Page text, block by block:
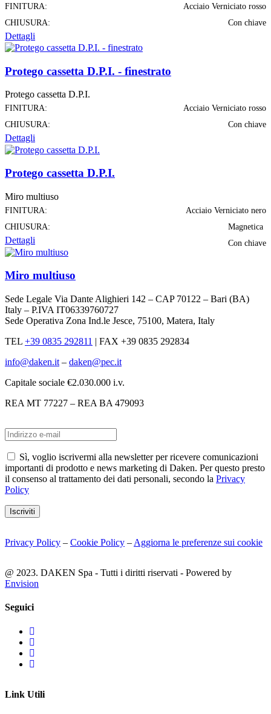
FINITURA:
Acciaio Verniciato rosso
CHIUSURA:
Con chiave
Dettagli
Protego cassetta D.P.I. - finestrato
Protego cassetta D.P.I.
FINITURA:
Acciaio Verniciato rosso
CHIUSURA:
Con chiave
Dettagli
Protego cassetta D.P.I.
Miro multiuso
FINITURA:
Acciaio Verniciato nero
CHIUSURA:
Magnetica
Con chiave
Dettagli
Miro multiuso
Sede Legale Via Dante Alighieri 142 – CAP 70122 – Bari (BA)
Italy – P.IVA IT06339760727
Sede Operativa Zona Ind.le Jesce, 75100, Matera, Italy
TEL +39 0835 292811 | FAX +39 0835 292834
info@daken.it – daken@pec.it
Capitale sociale €2.030.000 i.v.
REA MT 77227 – REA BA 479093
Sì, voglio iscrivermi alla newsletter per ricevere comunicazioni
importanti di prodotto e news marketing di Daken. Per questo presto
il consenso al trattamento dei dati personali, secondo la Privacy
Policy
Iscriviti
Privacy Policy – Cookie Policy – Aggiorna le preferenze sui cookie
@ 2023. DAKEN Spa - Tutti i diritti riservati - Powered by
Envision
Seguici
Link Utili